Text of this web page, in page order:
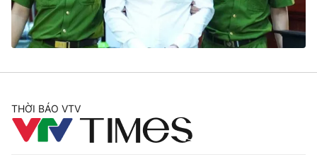
Thế giới đó đây
Câu chuyện quốc tế
Tài chính
Thị trường
Góc doanh nghiệp
Dữ liệu và đời sống
Truyền hình
Phim VTV
Hậu trường
Giải trí
Điện ảnh
THỜI BÁO VTV